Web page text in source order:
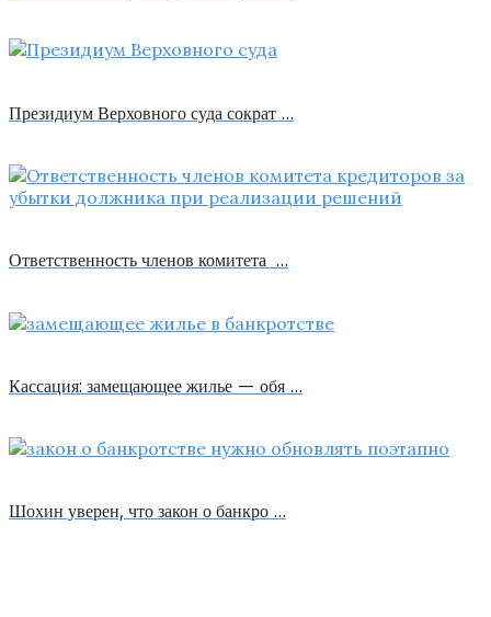
Президиум Верховного суда сократ …
Ответственность членов комитета …
Кассация: замещающее жилье — обя …
Шохин уверен, что закон о банкро …